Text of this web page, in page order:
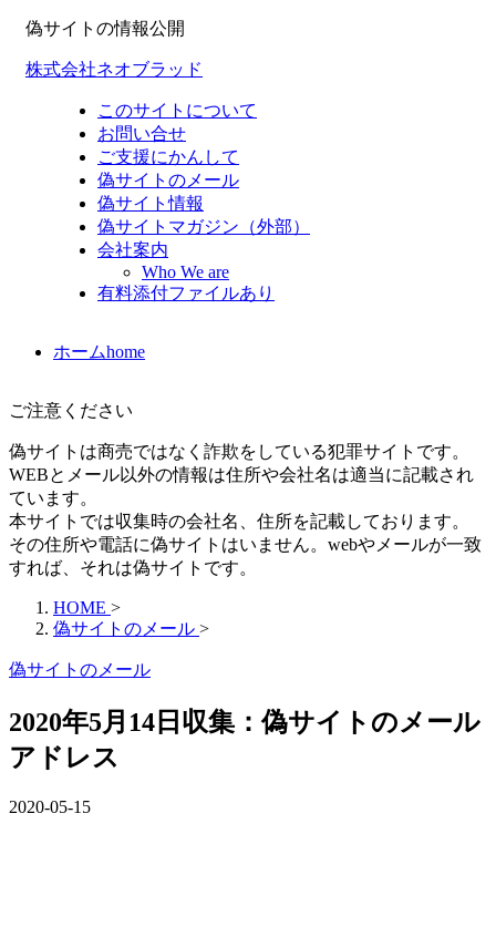
偽サイトの情報公開
株式会社ネオブラッド
このサイトについて
お問い合せ
ご支援にかんして
偽サイトのメール
偽サイト情報
偽サイトマガジン（外部）
会社案内
Who We are
有料添付ファイルあり
ホームhome
ご注意ください
偽サイトは商売ではなく詐欺をしている犯罪サイトです。
WEBとメール以外の情報は住所や会社名は適当に記載され
ています。
本サイトでは収集時の会社名、住所を記載しております。
その住所や電話に偽サイトはいません。webやメールが一致
すれば、それは偽サイトです。
HOME >
偽サイトのメール >
偽サイトのメール
2020年5月14日収集：偽サイトのメール
アドレス
2020-05-15